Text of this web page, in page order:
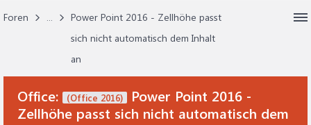
Foren ...
Power Point 2016 - Zellhöhe passt
sich nicht automatisch dem Inhalt
an
Office: (Office 2016)
Power Point 2016 -
Zellhöhe passt sich nicht automatisch dem